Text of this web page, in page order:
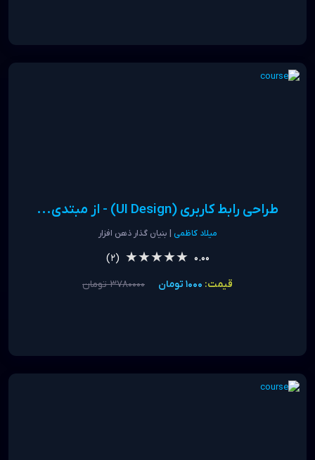
طراحی رابط کاربری (UI Design) - از مبتدی...
میلاد کاظمی | بنیان گذار ذهن افزار
0.00
★★★★★
★★★★★
(2)
قیمت: 1000 تومان 3780000 تومان